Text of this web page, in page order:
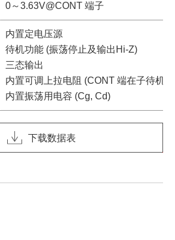
0～3.63V@CONT 端子
内置定电压源
待机功能 (振荡停止及输出Hi-Z)
三态输出
内置可调上拉电阻 (CONT 端在子待机
内置振荡用电容 (Cg, Cd)
下载数据表